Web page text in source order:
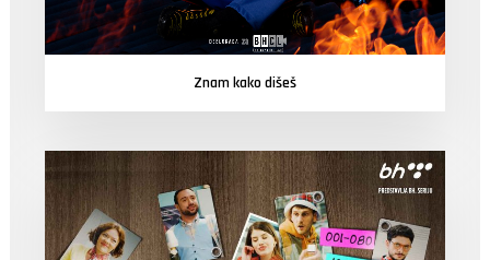
Znam kako dišeš